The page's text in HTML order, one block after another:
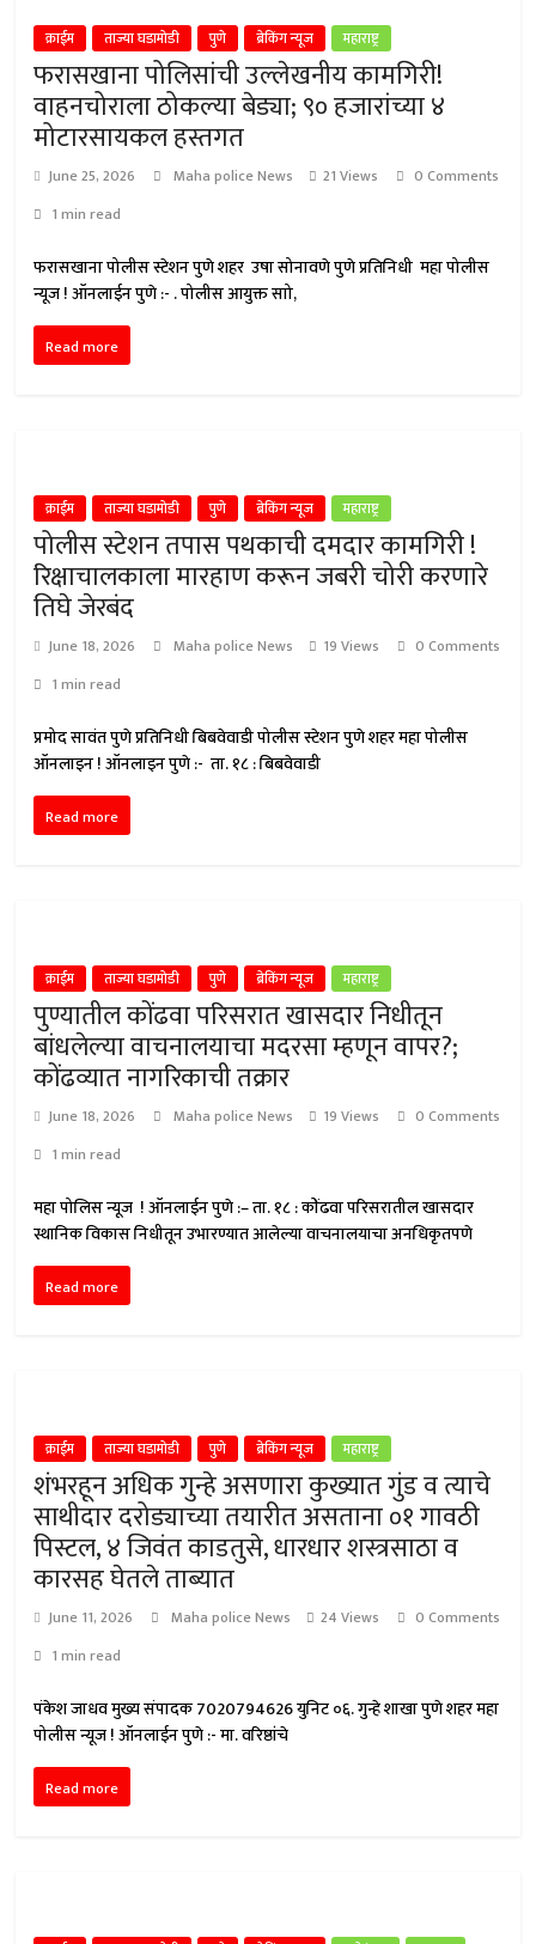
क्राईम ताज्या घडामोडी पुणे ब्रेकिंग न्यूज महाराष्ट्र
फरासखाना पोलिसांची उल्लेखनीय कामगिरी!
वाहनचोराला ठोकल्या बेड्या; ९० हजारांच्या ४
मोटारसायकल हस्तगत
June 25, 2026 Maha police News 21 Views
0 Comments
1 min read
फरासखाना पोलीस स्टेशन पुणे शहर उषा सोनावणे पुणे प्रतिनिधी महा पोलीस
न्यूज ! ऑनलाईन पुणे :- . पोलीस आयुक्त साो,
Read more
क्राईम ताज्या घडामोडी पुणे ब्रेकिंग न्यूज महाराष्ट्र
पोलीस स्टेशन तपास पथकाची दमदार कामगिरी !
रिक्षाचालकाला मारहाण करून जबरी चोरी करणारे
तिघे जेरबंद
June 18, 2026 Maha police News 19 Views
0 Comments
1 min read
प्रमोद सावंत पुणे प्रतिनिधी बिबवेवाडी पोलीस स्टेशन पुणे शहर महा पोलीस
ऑनलाइन ! ऑनलाइन पुणे :- ता. १८ : बिबवेवाडी
Read more
क्राईम ताज्या घडामोडी पुणे ब्रेकिंग न्यूज महाराष्ट्र
पुण्यातील कोंढवा परिसरात खासदार निधीतून
बांधलेल्या वाचनालयाचा मदरसा म्हणून वापर?;
कोंढव्यात नागरिकाची तक्रार
June 18, 2026 Maha police News 19 Views
0 Comments
1 min read
महा पोलिस न्यूज ! ऑनलाईन पुणे :– ता. १८ : कोंढवा परिसरातील खासदार
स्थानिक विकास निधीतून उभारण्यात आलेल्या वाचनालयाचा अनधिकृतपणे
Read more
क्राईम ताज्या घडामोडी पुणे ब्रेकिंग न्यूज महाराष्ट्र
शंभरहून अधिक गुन्हे असणारा कुख्यात गुंड व त्याचे
साथीदार दरोड्याच्या तयारीत असताना ०१ गावठी
पिस्टल, ४ जिवंत काडतुसे, धारधार शस्त्रसाठा व
कारसह घेतले ताब्यात
June 11, 2026 Maha police News 24 Views
0 Comments
1 min read
पंकेश जाधव मुख्य संपादक 7020794626 युनिट ०६. गुन्हे शाखा पुणे शहर महा
पोलीस न्यूज ! ऑनलाईन पुणे :- मा. वरिष्ठांचे
Read more